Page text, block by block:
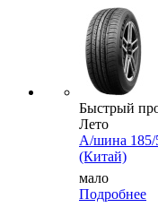
Быстрый
Лето
А/шина 185/
(Китай)
мало
Подробнее